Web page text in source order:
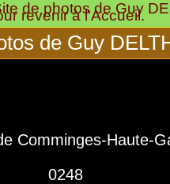
de photos de Guy
revenir à l'Accueil.
de Guy
Comminges-Haute-
0248